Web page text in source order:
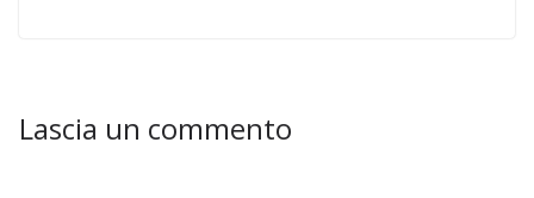
Lascia un commento